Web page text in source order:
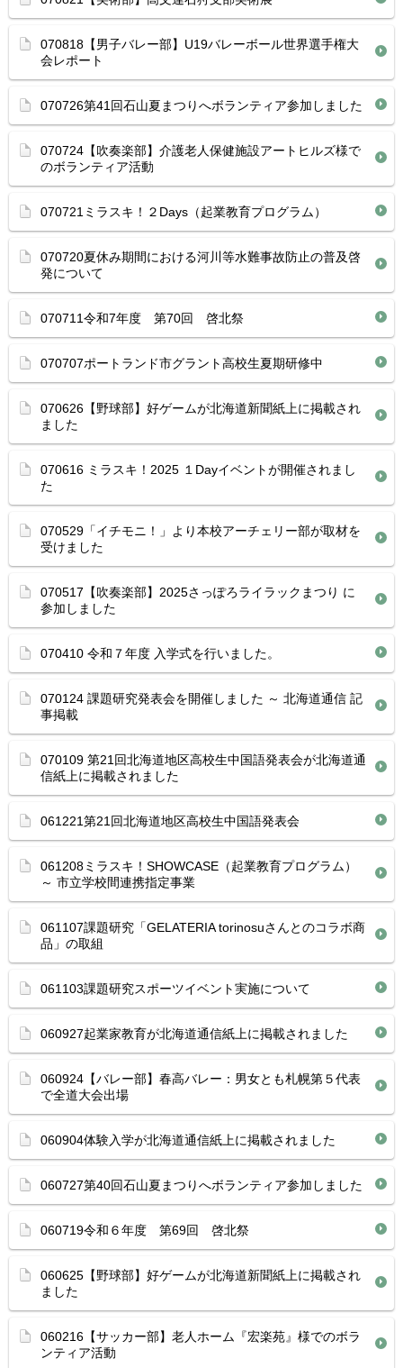
070818【男子バレー部】U19バレーボール世界選手権大
会レポート
070726第41回石山夏まつりへボランティア参加しました
070724【吹奏楽部】介護老人保健施設アートヒルズ様で
のボランティア活動
070721ミラスキ！２Days（起業教育プログラム）
070720夏休み期間における河川等水難事故防止の普及啓
発について
070711令和7年度 第70回 啓北祭
070707ポートランド市グラント高校生夏期研修中
070626【野球部】好ゲームが北海道新聞紙上に掲載され
ました
070616 ミラスキ！2025 １Dayイベントが開催されまし
た
070529「イチモニ！」より本校アーチェリー部が取材を
受けました
070517【吹奏楽部】2025さっぽろライラックまつり に
参加しました
070410 令和７年度 入学式を行いました。
070124 課題研究発表会を開催しました ～ 北海道通信 記
事掲載
070109 第21回北海道地区高校生中国語発表会が北海道通
信紙上に掲載されました
061221第21回北海道地区高校生中国語発表会
061208ミラスキ！SHOWCASE（起業教育プログラム）
～ 市立学校間連携指定事業
061107課題研究「GELATERIA torinosuさんとのコラボ商
品」の取組
061103課題研究スポーツイベント実施について
060927起業家教育が北海道通信紙上に掲載されました
060924【バレー部】春高バレー：男女とも札幌第５代表
で全道大会出場
060904体験入学が北海道通信紙上に掲載されました
060727第40回石山夏まつりへボランティア参加しました
060719令和６年度 第69回 啓北祭
060625【野球部】好ゲームが北海道新聞紙上に掲載され
ました
060216【サッカー部】老人ホーム『宏楽苑』様でのボラ
ンティア活動